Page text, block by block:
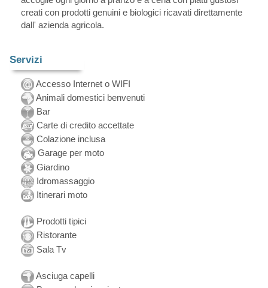
creati con prodotti genuini e biologici ricavati direttamente
dall' azienda agricola.
Servizi
Accesso Internet o WIFI
Animali domestici benvenuti
Bar
Carte di credito accettate
Colazione inclusa
Garage per moto
Giardino
Idromassaggio
Itinerari moto
Prodotti tipici
Ristorante
Sala Tv
Asciuga capelli